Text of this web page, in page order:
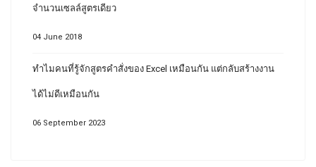
จำนวนเซลล์สูตรเดียว
04 June 2018
ทำไมคนที่รู้จักสูตรคำสั่งของ Excel เหมือนกัน แต่กลับสร้างงาน
ได้ไม่ดีเหมือนกัน
06 September 2023